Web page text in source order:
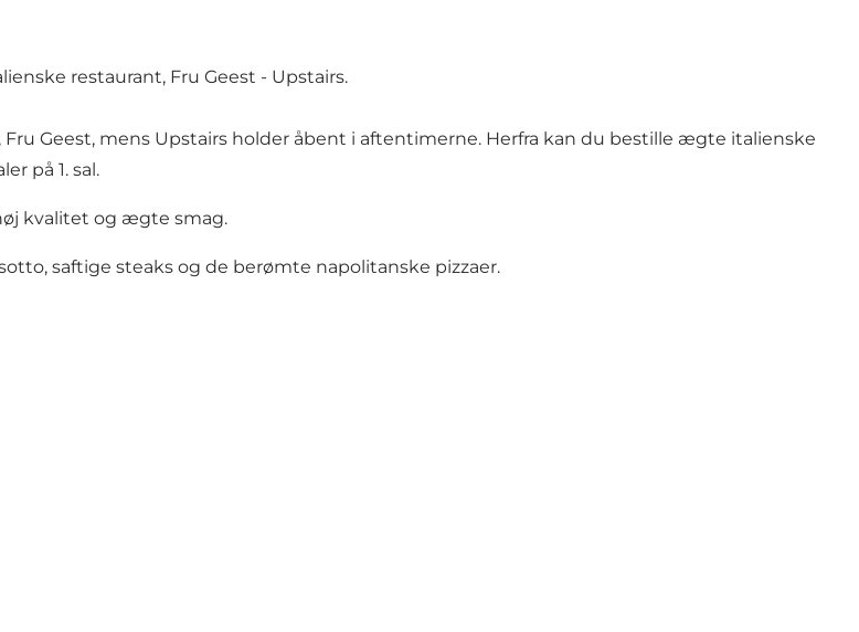
restaurant, Fru Geest - Upstairs.
Fru Geest, mens Upstairs holder åbent i aftentimerne. Herfra kan du bestille ægte italienske
på 1. sal.
kvalitet og ægte smag.
saftige steaks og de berømte napolitanske pizzaer.